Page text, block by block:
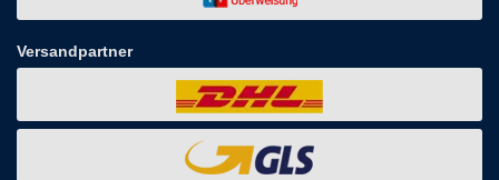
Versandpartner